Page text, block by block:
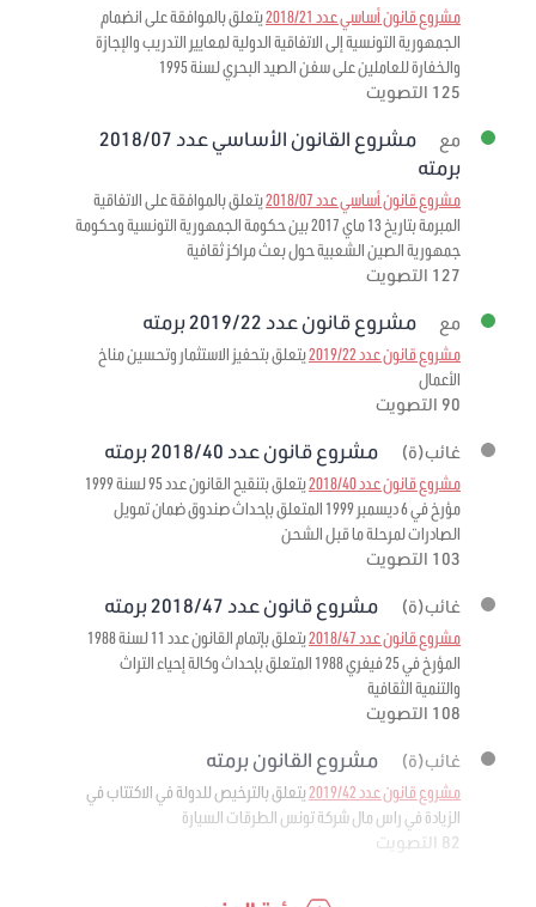
مشروع قانون أساسي عدد 2018/21
يتعلق بالموافقة على انضمام
الجمهورية التونسية إلى الاتفاقية الدولية لمعايير التدريب والإجازة
والخفارة للعاملين على سفن الصيد البحري لسنة 1995
125 التصويت
مع
مشروع القانون الأساسي عدد 2018/07
برمته
مشروع قانون أساسي عدد 2018/07
يتعلق بالموافقة على الاتفاقية
المبرمة بتاريخ 13 ماي 2017 بين حكومة الجمهورية التونسية وحكومة
جمهورية الصين الشعبية حول بعث مراكز ثقافية
127 التصويت
مع مشروع قانون عدد 2019/22 برمته
مشروع قانون عدد 2019/22
يتعلق بتحفيز الاستثمار وتحسين مناخ
الأعمال
90 التصويت
غائب(ة) مشروع قانون عدد 2018/40 برمته
مشروع قانون عدد 2018/40
يتعلق بتنقيح القانون عدد 95 لسنة 1999
مؤرخ في 6 ديسمبر 1999 المتعلق بإحداث صندوق ضمان تمويل
الصادرات لمرحلة ما قبل الشحن
103 التصويت
غائب(ة) مشروع قانون عدد 2018/47 برمته
مشروع قانون عدد 2018/47
يتعلق بإتمام القانون عدد 11 لسنة 1988
المؤرخ في 25 فيفري 1988 المتعلق بإحداث وكالة إحياء التراث
والتنمية الثقافية
108 التصويت
غائب(ة) مشروع القانون برمته
مشروع قانون عدد 2019/42
يتعلق بالترخيص للدولة في الاكتتاب في
الزيادة في راس مال شركة تونس الطرقات السيارة
82 التصويت